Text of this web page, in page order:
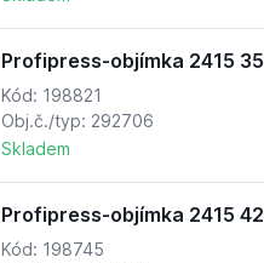
Profipress-objímka 2415 35
Kód: 198821
Obj.č./typ: 292706
Skladem
Profipress-objímka 2415 42
Kód: 198745